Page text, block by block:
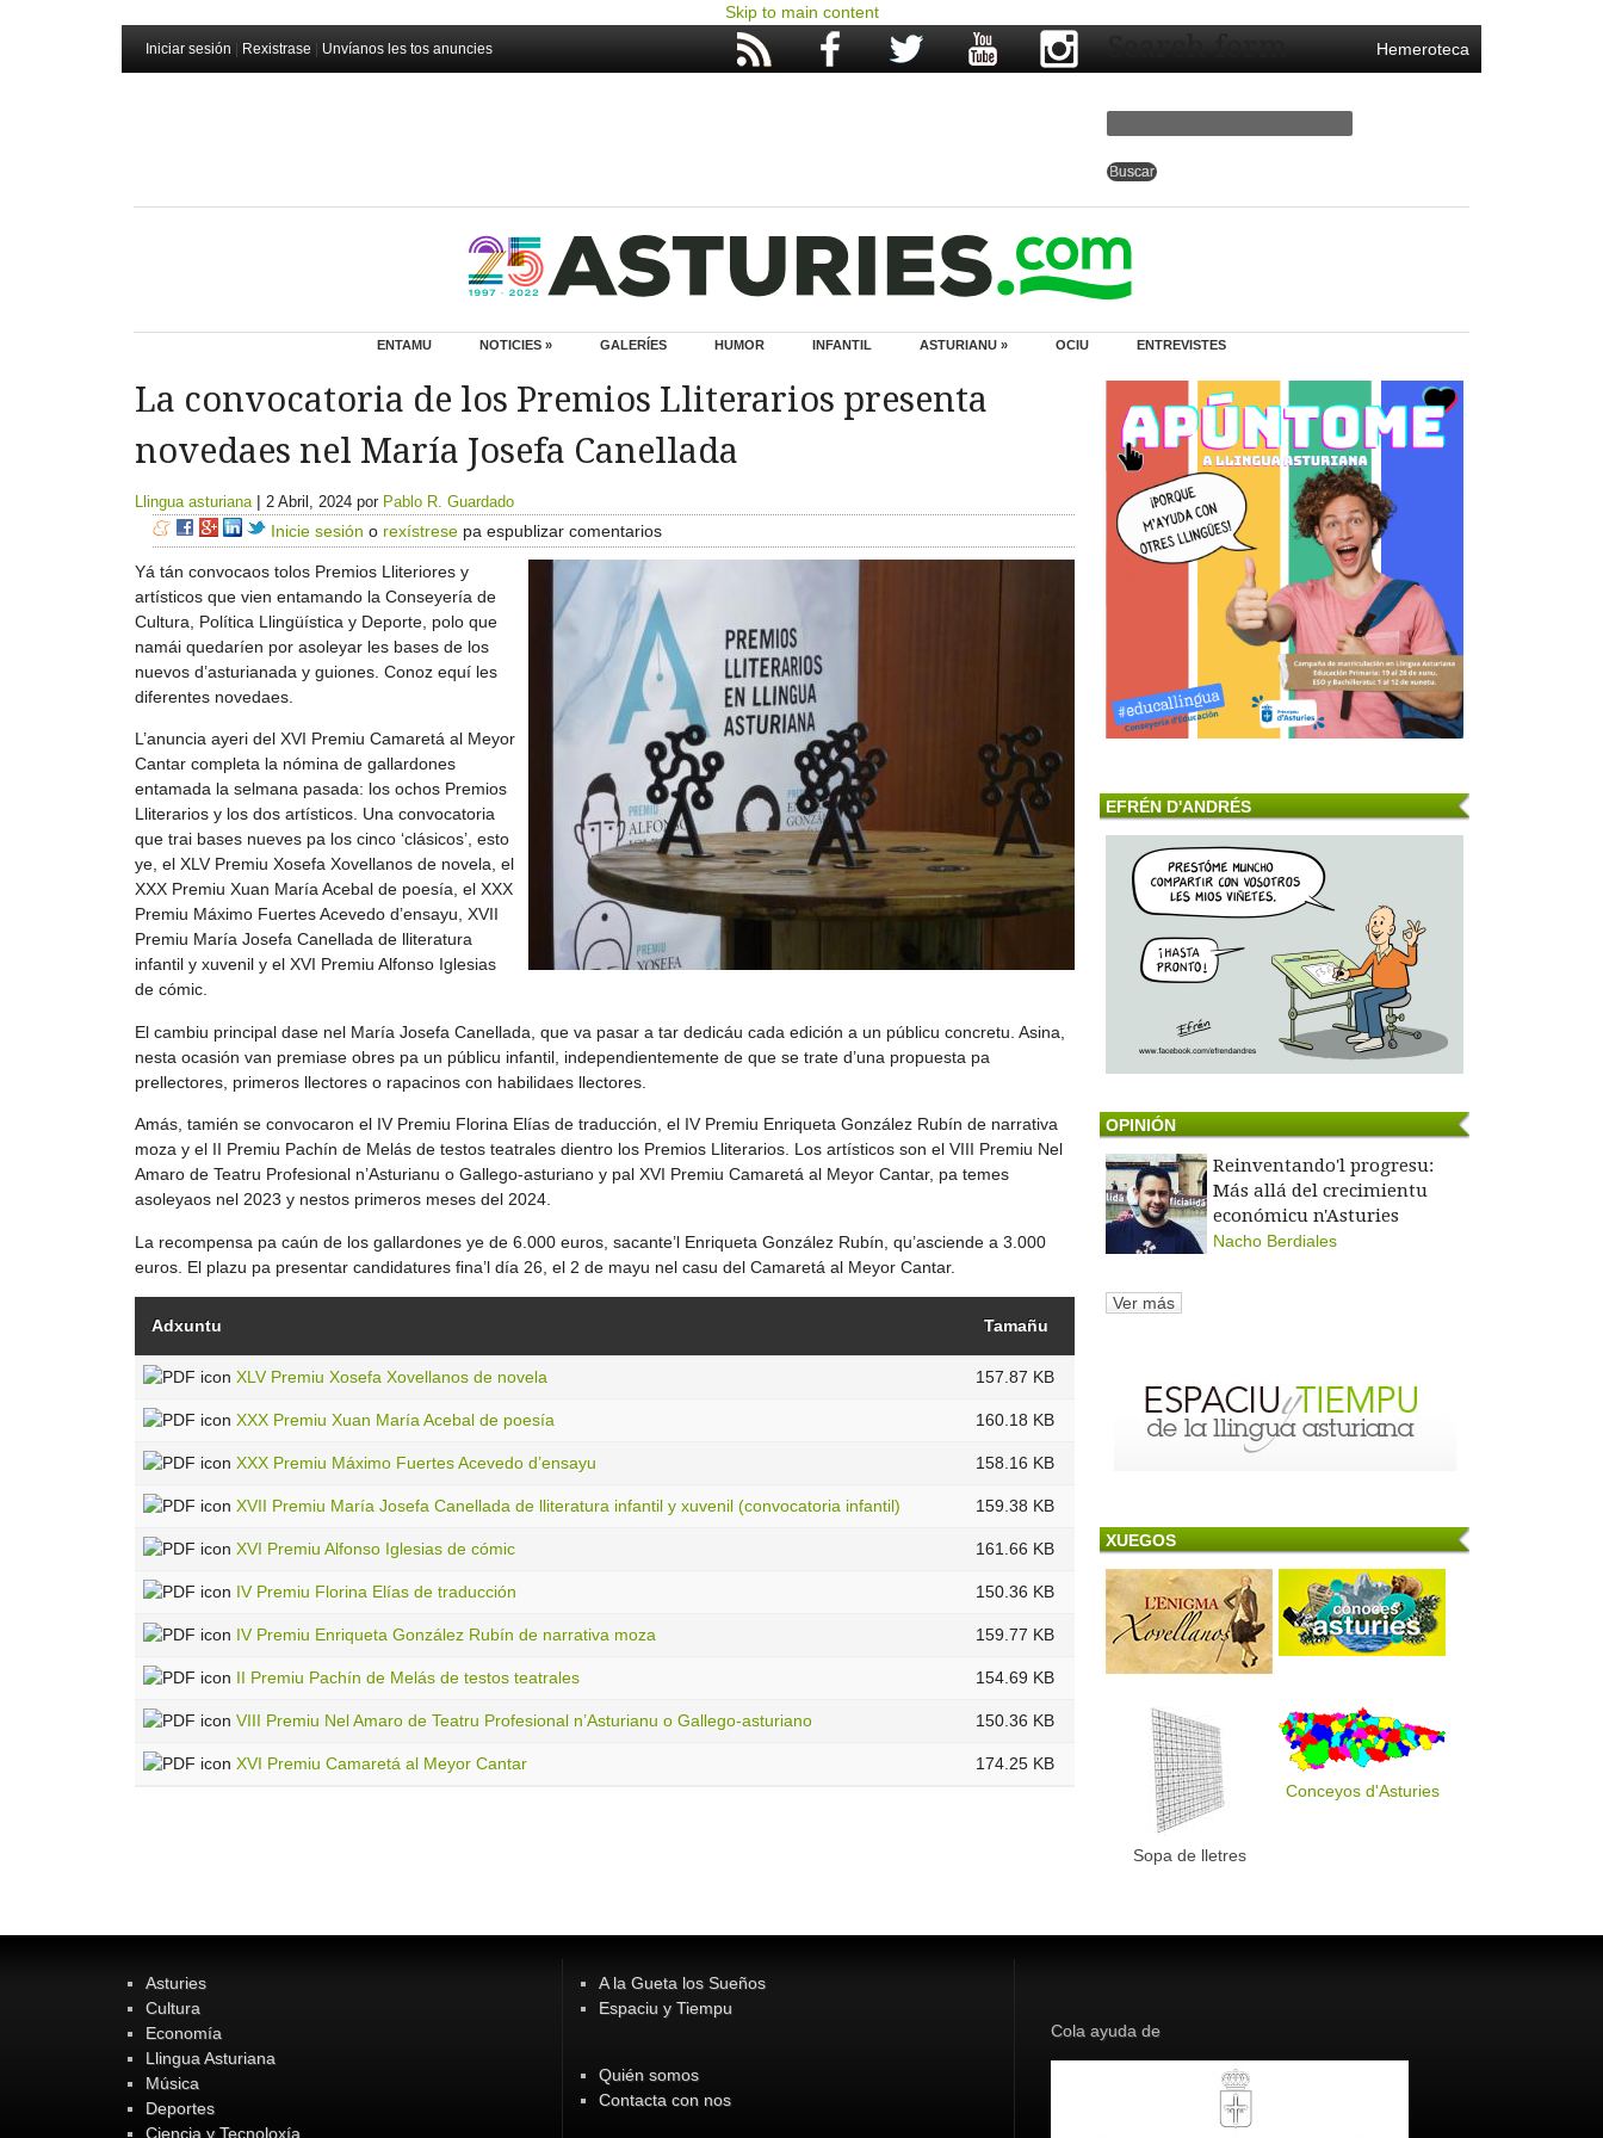
Skip to main content
Iniciar sesión Rexistrase Unvíanos les tos anuncies Hemeroteca
Search form
ENTAMU NOTICIES » GALERÍES HUMOR INFANTIL ASTURIANU » OCIU ENTREVISTES
La convocatoria de los Premios Lliterarios presenta
novedaes nel María Josefa Canellada
Llingua asturiana | 2 Abril, 2024 por Pablo R. Guardado
Inicie sesión o rexístrese pa espublizar comentarios
Yá tán convocaos tolos Premios Lliteriores y
artísticos que vien entamando la Conseyería de
Cultura, Política Llingüística y Deporte, polo que
namái quedaríen por asoleyar les bases de los
nuevos d’asturianada y guiones. Conoz equí les
diferentes novedaes.
L’anuncia ayeri del XVI Premiu Camaretá al Meyor
Cantar completa la nómina de gallardones
entamada la selmana pasada: los ochos Premios
Lliterarios y los dos artísticos. Una convocatoria
que trai bases nueves pa los cinco ‘clásicos’, esto
ye, el XLV Premiu Xosefa Xovellanos de novela, el
XXX Premiu Xuan María Acebal de poesía, el XXX
Premiu Máximo Fuertes Acevedo d’ensayu, XVII
Premiu María Josefa Canellada de lliteratura
infantil y xuvenil y el XVI Premiu Alfonso Iglesias
de cómic.
El cambiu principal dase nel María Josefa Canellada, que va pasar a tar dedicáu cada edición a un públicu concretu. Asina,
nesta ocasión van premiase obres pa un públicu infantil, independientemente de que se trate d’una propuesta pa
prellectores, primeros llectores o rapacinos con habilidaes llectores.
Amás, tamién se convocaron el IV Premiu Florina Elías de traducción, el IV Premiu Enriqueta González Rubín de narrativa
moza y el II Premiu Pachín de Melás de testos teatrales dientro los Premios Lliterarios. Los artísticos son el VIII Premiu Nel
Amaro de Teatru Profesional n’Asturianu o Gallego-asturiano y pal XVI Premiu Camaretá al Meyor Cantar, pa temes
asoleyaos nel 2023 y nestos primeros meses del 2024.
La recompensa pa caún de los gallardones ye de 6.000 euros, sacante’l Enriqueta González Rubín, qu’asciende a 3.000
euros. El plazu pa presentar candidatures fina’l día 26, el 2 de mayu nel casu del Camaretá al Meyor Cantar.
Adxuntu Tamañu
XLV Premiu Xosefa Xovellanos de novela 157.87 KB
XXX Premiu Xuan María Acebal de poesía 160.18 KB
XXX Premiu Máximo Fuertes Acevedo d’ensayu 158.16 KB
XVII Premiu María Josefa Canellada de lliteratura infantil y xuvenil (convocatoria infantil) 159.38 KB
XVI Premiu Alfonso Iglesias de cómic 161.66 KB
IV Premiu Florina Elías de traducción 150.36 KB
IV Premiu Enriqueta González Rubín de narrativa moza 159.77 KB
II Premiu Pachín de Melás de testos teatrales 154.69 KB
VIII Premiu Nel Amaro de Teatru Profesional n’Asturianu o Gallego-asturiano 150.36 KB
XVI Premiu Camaretá al Meyor Cantar 174.25 KB
EFRÉN D'ANDRÉS
OPINIÓN
Reinventando'l progresu:
Más allá del crecimientu
económicu n'Asturies
Nacho Berdiales
Ver más
XUEGOS
Sopa de lletres
Conceyos d'Asturies
Asturies
Cultura
Economía
Llingua Asturiana
Música
Deportes
Ciencia y Tecnoloxía
A la Gueta los Sueños
Espaciu y Tiempu
Quién somos
Contacta con nos
Cola ayuda de